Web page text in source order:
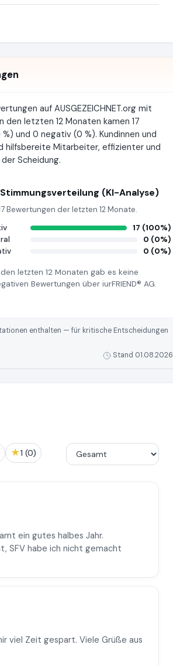
auf AUSGEZEICHNET.org mit
den letzten 12 Monaten kamen 17
und 0 negativ (0 %). Kundinnen und
hilfsbereite Mitarbeiter, effizienter und
Scheidung.
Stimmungsverteilung (KI-Analyse)
Bewertungen der letzten 12 Monate.
17 (100%)
0 (0%)
0 (0%)
letzten 12 Monaten gab es keine
Bewertungen über iurFRIEND® AG.
enthalten — für kritische Entscheidungen
Stand 01.08.2026
★ 1 (0)
ein gutes halbes Jahr.
SFV habe ich nicht gemacht
viel Zeit gespart. Viele Grüße aus